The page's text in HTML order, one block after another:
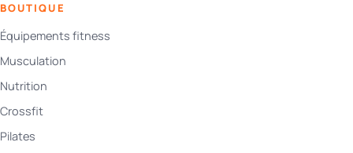
BOUTIQUE
Équipements fitness
Musculation
Nutrition
Crossfit
Pilates